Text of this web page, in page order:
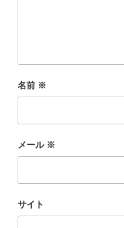
名前 ※
メール ※
サイト